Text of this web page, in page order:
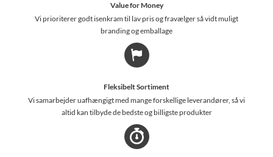
Value for Money
Vi prioriterer godt isenkram til lav pris og fravælger så vidt muligt
branding og emballage
Fleksibelt Sortiment
Vi samarbejder uafhængigt med mange forskellige leverandører, så vi
altid kan tilbyde de bedste og billigste produkter